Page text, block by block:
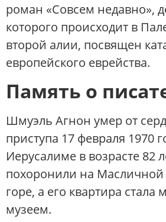
роман «Совсем недавно»,
которого происходит в
второй алии, посвящен
европейского еврейства.
Память о
Шмуэль Агнон умер от
приступа 17 февраля 1970
Иерусалиме в возрасте 82
похоронили на Масличной
горе, а его квартира
музеем.